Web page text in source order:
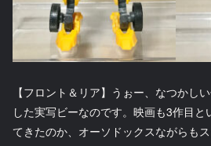
【フロント＆リア】うぉー、なつかし
した実写ビーなのです。映画も3作目
てきたのか、オーソドックスながらも